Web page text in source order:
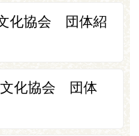
化協会 団体紹
文化協会 団体